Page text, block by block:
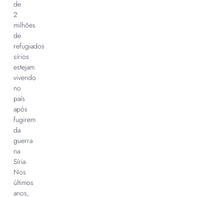
de
2
milhões
de
refugiados
sírios
estejam
vivendo
no
país
após
fugirem
da
guerra
na
Síria.
Nos
últimos
anos,